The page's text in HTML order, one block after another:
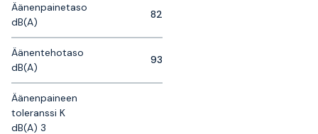
Äänenpainetaso
dB(A)
82
Äänentehotaso
dB(A)
93
Äänenpaineen
toleranssi K
dB(A) 3